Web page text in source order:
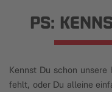
PS:
Kennst Du schon unsere
fehlt, oder Du alleine